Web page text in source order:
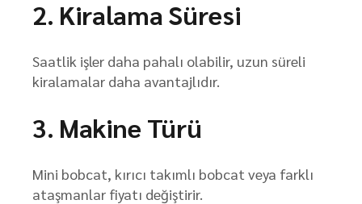
2. Kiralama Süresi
Saatlik işler daha pahalı olabilir, uzun süreli
kiralamalar daha avantajlıdır.
3. Makine Türü
Mini bobcat, kırıcı takımlı bobcat veya farklı
ataşmanlar fiyatı değiştirir.